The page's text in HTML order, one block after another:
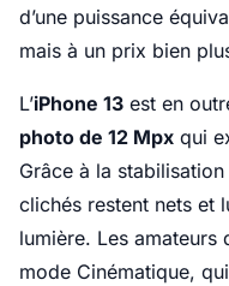
d’une puissance
mais à un prix bien
L’iPhone 13 est en
photo de 12 Mpx qui
Grâce à la
clichés restent nets et
lumière. Les
mode Cinématique,